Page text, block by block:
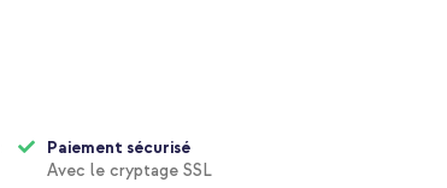
Paiement sécurisé
Avec le cryptage SSL